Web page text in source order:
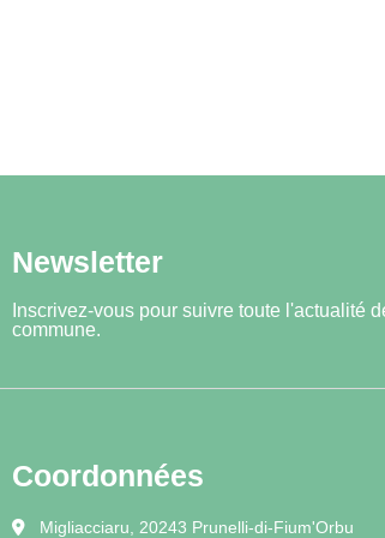
Newsletter
Inscrivez-vous pour suivre toute l'actualité
commune.
Coordonnées
Migliacciaru, 20243 Prunelli-di-Fium'Orbu